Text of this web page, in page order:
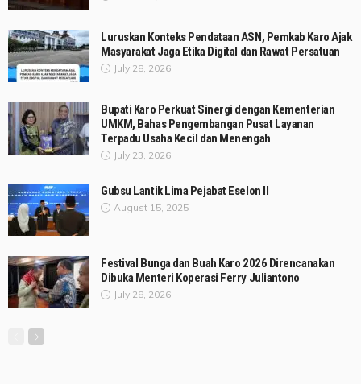
Luruskan Konteks Pendataan ASN, Pemkab Karo Ajak
Masyarakat Jaga Etika Digital dan Rawat Persatuan
July 28, 2026
Bupati Karo Perkuat Sinergi dengan Kementerian
UMKM, Bahas Pengembangan Pusat Layanan
Terpadu Usaha Kecil dan Menengah
July 23, 2026
Gubsu Lantik Lima Pejabat Eselon II
August 15, 2025
Festival Bunga dan Buah Karo 2026 Direncanakan
Dibuka Menteri Koperasi Ferry Juliantono
July 28, 2026